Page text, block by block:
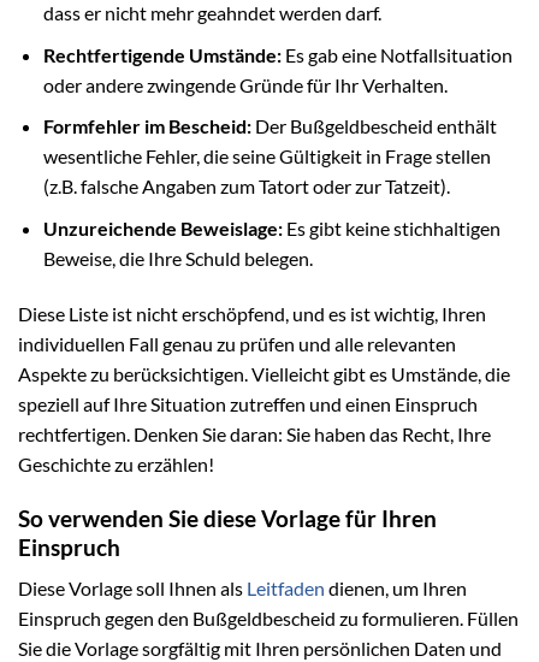
dass er nicht mehr geahndet werden darf.
Rechtfertigende Umstände:Es gab eine Notfallsituation
oder andere zwingende Gründe für Ihr Verhalten.
Formfehler im Bescheid:Der Bußgeldbescheid enthält
wesentliche Fehler, die seine Gültigkeit in Frage stellen
(z.B. falsche Angaben zum Tatort oder zur Tatzeit).
Unzureichende Beweislage:Es gibt keine stichhaltigen
Beweise, die Ihre Schuld belegen.
Diese Liste ist nicht erschöpfend, und es ist wichtig, Ihren
individuellen Fall genau zu prüfen und alle relevanten
Aspekte zu berücksichtigen. Vielleicht gibt es Umstände, die
speziell auf Ihre Situation zutreffen und einen Einspruch
rechtfertigen. Denken Sie daran: Sie haben das Recht, Ihre
Geschichte zu erzählen!
So verwenden Sie diese Vorlage für Ihren
Einspruch
Diese Vorlage soll Ihnen als Leitfaden dienen, um Ihren
Einspruch gegen den Bußgeldbescheid zu formulieren. Füllen
Sie die Vorlage sorgfältig mit Ihren persönlichen Daten und